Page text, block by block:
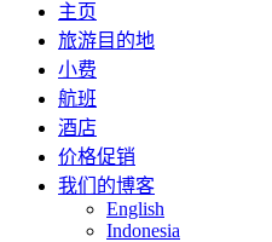
主页
旅游目的地
小费
航班
酒店
价格促销
我们的博客
English
Indonesia